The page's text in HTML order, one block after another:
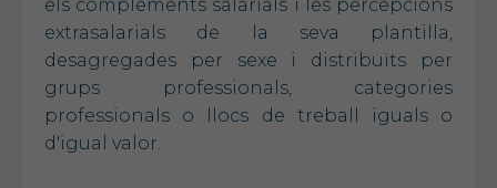
els complements salarials i les percepcions
extrasalarials de la seva plantilla,
desagregades per sexe i distribuïts per
grups professionals, categories
professionals o llocs de treball iguals o
d'igual valor.